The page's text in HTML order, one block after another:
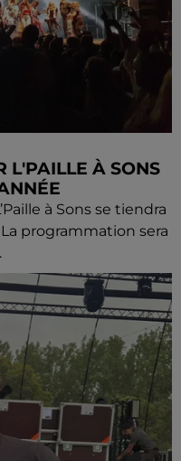
L'PAILLE À SONS
à Sons se tiendra
programmation sera